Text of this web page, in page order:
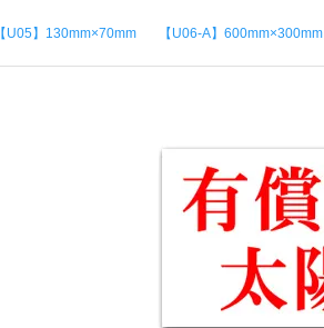
【U05】130mm×70mm 【U06-A】600mm×300mm